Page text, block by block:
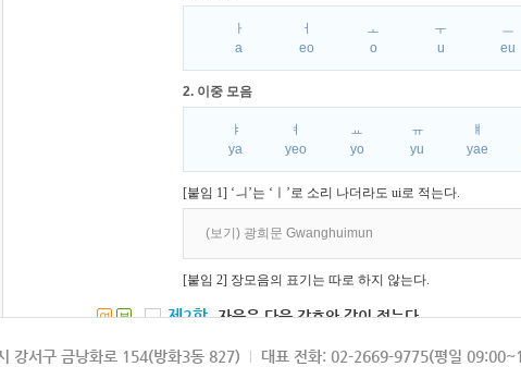
ㅏ
a
ㅓ
eo
ㅗ
o
ㅜ
u
ㅡ
eu
2. 이중 모음
ㅑ
ya
ㅕ
yeo
ㅛ
yo
ㅠ
yu
ㅒ
yae
[붙임 1] ‘ㅢ’는 ‘ㅣ’로 소리 나더라도 ui로 적는다.
(보기) 광희문 Gwanghuimun
[붙임 2] 장모음의 표기는 따로 하지 않는다.
연 북 제2항 자음은 다음 각호와 같이 적는다.
1. 파열음
강서구 금낭화로 154(방화3동 827) 대표 전화: 02-2669-9775(평일